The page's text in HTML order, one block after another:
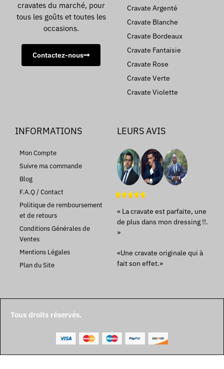
cravates du marché, pour
tous les goûts et toutes les
occasions.
Contactez-nous
Cravate Argenté
Cravate Blanche
Cravate Bordeaux
Cravate Fantaisie
Cravate Rose
Cravate Verte
Cravate Violette
INFORMATIONS
Mon Compte
Suivre ma commande
Blog
F.A.Q / Contact
Politique de remboursement
et de retours
Conditions Générales de
Ventes
Mentions Légales
Plan du Site
LEURS AVIS
« La cravate est parfaite, une
de plus dans mon dressing !!.
»
«Une cravate originale qui à
fait son effet.»
Tous droits réservés.